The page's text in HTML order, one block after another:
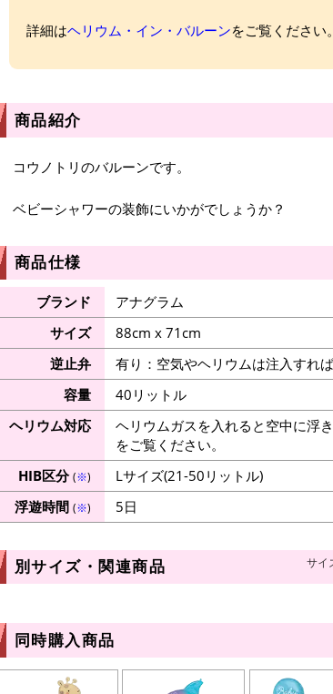
詳細はヘリウム・イン・バルーンをご覧ください。
商品紹介
コウノトリのバルーンです。
ベビーシャワーの装飾にいかがでしょうか？
商品仕様
ブランド
アナグラム
サイズ
88cm x 71cm
逆止弁
有り：空気やヘリウムは注入すれ
容量
40リットル
ヘリウム対応
ヘリウムガスを入れると空中に浮
をご覧ください。
HIB区分(※)
Lサイズ(21-50リットル)
浮遊時間 (※) 5日
別サイズ・関連商品 サイ
同時購入商品